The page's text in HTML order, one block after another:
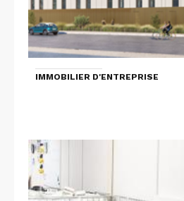
IMMOBILIER D'ENTREPRISE